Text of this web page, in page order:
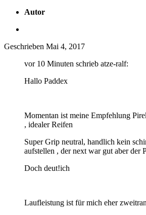
Autor
Geschrieben Mai 4, 2017
vor 10 Minuten schrieb atze-ralf:
Hallo Paddex
Momentan ist meine Empfehlung
, idealer Reifen
Super Grip neutral, handlich kein
aufstellen , der next war gut aber der
Doch deut!ich
Laufleistung ist für mich eher